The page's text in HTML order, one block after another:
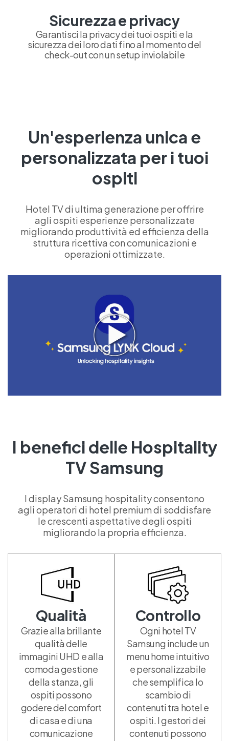
Sicurezza e privacy
Garantisci la privacy dei tuoi ospiti e la
sicurezza dei loro dati fino al momento del
check-out con un setup inviolabile
Un'esperienza unica e
personalizzata per i tuoi
ospiti
Hotel TV di ultima generazione per offrire
agli ospiti esperienze personalizzate
migliorando produttività ed efficienza della
struttura ricettiva con comunicazioni e
operazioni ottimizzate.
I benefici delle Hospitality
TV Samsung
I display Samsung hospitality consentono
agli operatori di hotel premium di soddisfare
le crescenti aspettative degli ospiti
migliorando la propria efficienza.
Qualità
Grazie alla brillante
qualità delle
immagini UHD e alla
comoda gestione
della stanza, gli
ospiti possono
godere del comfort
di casa e di una
comunicazione
Controllo
Ogni hotel TV
Samsung include un
menu home intuitivo
e personalizzabile
che semplifica lo
scambio di
contenuti tra hotel e
ospiti. I gestori dei
contenuti possono